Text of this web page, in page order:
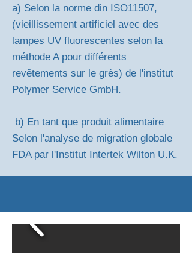
a) Selon la norme din ISO11507,
(vieillissement artificiel avec des
lampes UV fluorescentes selon la
méthode A pour différents
revêtements sur le grès) de l'institut
Polymer Service GmbH.
b) En tant que produit alimentaire
Selon l'analyse de migration globale
FDA par l'Institut Intertek Wilton U.K.